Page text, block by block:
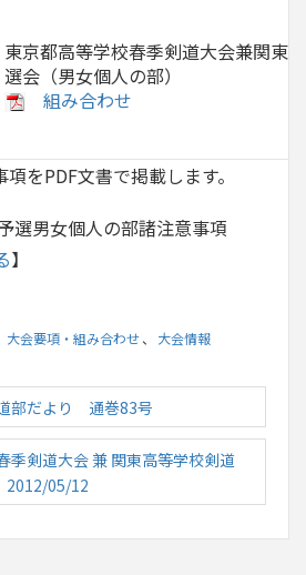
東京都高等学校春季剣道大会兼関東
選会（男女個人の部）
組み合わせ
をPDF文書で掲載します。
男女個人の部諸注意事項
】
大会要項・組み合わせ、 大会情報
部だより 通巻83号
季剣道大会 兼 関東高等学校剣道
05/12